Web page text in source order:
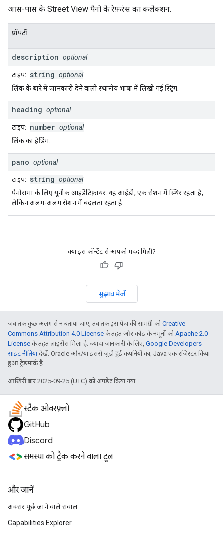
आस-पास के Street View पैनो के रेफ़रंस का कलेक्शन.
प्रॉपर्टी
description optional
टाइप: string optional
लिंक के बारे में जानकारी देने वाली स्थानीय भाषा में लिखी गई स्ट्रिंग.
heading optional
टाइप: number optional
लिंक का हेडिंग.
pano optional
टाइप: string optional
पैनोरामा के लिए यूनीक आइडेंटिफ़ायर. यह आईडी, एक सेशन में स्थिर रहता है,
लेकिन अलग-अलग सेशन में बदलता रहता है.
क्या इस कॉन्टेंट से आपको मदद मिली?
सुझाव भेजें
जब तक कुछ अलग से न बताया जाए, तब तक इस पेज की सामग्री कोCreative
Commons Attribution 4.0 License के तहत और कोड के नमूनों कोApache 2.0
License के तहत लाइसेंस मिला है. ज़्यादा जानकारी के लिए, Google Developers
साइट नीतियांदेखें. Oracle और/या इससे जुड़ी हुई कंपनियों का, Java एक रजिस्टर किया
हुआ ट्रेडमार्क है.
आखिरी बार 2025-09-25 (UTC) को अपडेट किया गया.
स्टैक ओवरफ़्लो
GitHub
Discord
समस्या को ट्रैक करने वाला टूल
और जानें
अक्सर पूछे जाने वाले सवाल
Capabilities Explorer